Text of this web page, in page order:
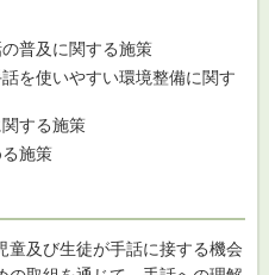
普及に関する施策
を使いやすい環境整備に関す
する施策
施策
童及び生徒が手話に接する機会